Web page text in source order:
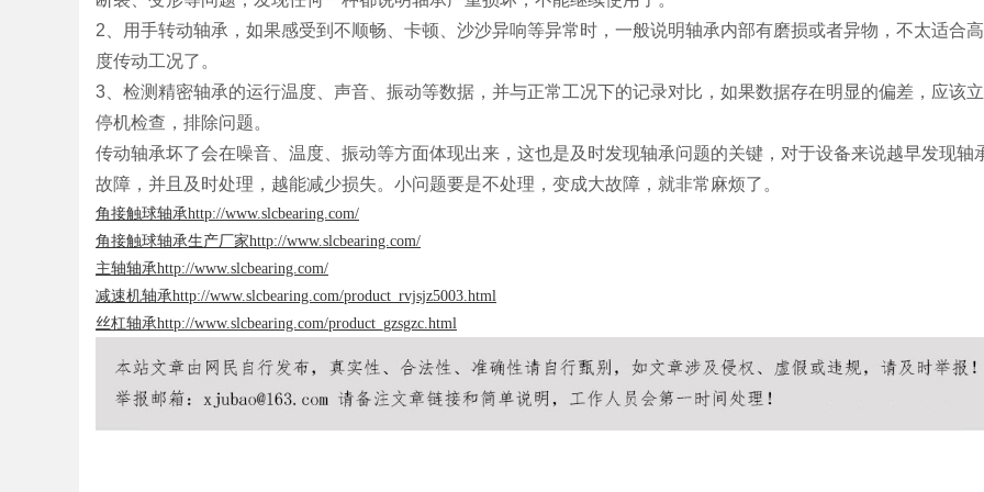
d
2、用手转动轴承，如果感受到不顺畅、卡顿、沙沙异响等异常时，一般说明轴承内部有磨损或者异物，不太适合
度传动工况了。
3、检测精密轴承的运行温度、声音、振动等数据，并与正常工况下的记录对比，如果数据存在明显的偏差，应该
停机检查，排除问题。
传动轴承坏了会在噪音、温度、振动等方面体现出来，这也是及时发现轴承问题的关键，对于设备来说越早发现轴
故障，并且及时处理，越能减少损失。小问题要是不处理，变成大故障，就非常麻烦了。
角接触球轴承http://www.slcbearing.com/
角接触球轴承生产厂家http://www.slcbearing.com/
主轴轴承http://www.slcbearing.com/
减速机轴承http://www.slcbearing.com/product_rvjsjz5003.html
丝杠轴承http://www.slcbearing.com/product_gzsgzc.html